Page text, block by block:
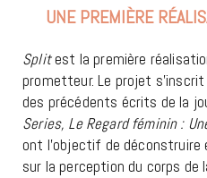
UNE PREMIÈRE
Splitest la première
prometteur. Le projet
des précédents écrits de la
Series, Le Regard féminin :
ont l’objectif de
sur la perception du corps de